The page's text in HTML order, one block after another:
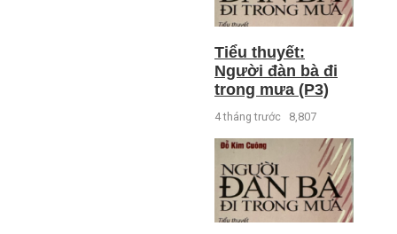
Tiểu thuyết:
Người đàn bà đi
trong mưa (P3)
4 tháng trước 8,807